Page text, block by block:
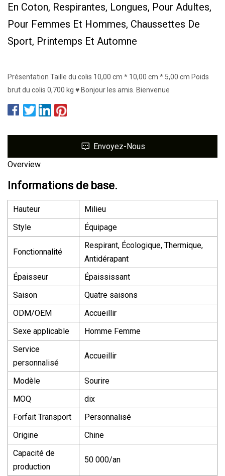
En Coton, Respirantes, Longues, Pour Adultes,
Pour Femmes Et Hommes, Chaussettes De
Sport, Printemps Et Automne
Présentation Taille du colis 10,00 cm * 10,00 cm * 5,00 cm Poids
brut du colis 0,700 kg ♥ Bonjour les amis. Bienvenue
Envoyez-Nous
Overview
Informations de base.
Hauteur
Milieu
Style
Équipage
Fonctionnalité
Respirant, Écologique, Thermique,
Antidérapant
Épaisseur
Épaississant
Saison
Quatre saisons
ODM/OEM
Accueillir
Sexe applicable
Homme Femme
Service
personnalisé
Accueillir
Modèle
Sourire
MOQ
dix
Forfait Transport
Personnalisé
Origine
Chine
Capacité de
production
50 000/an